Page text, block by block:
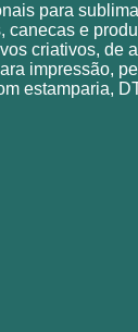
para
canecas e
criativos, de
impressão,
estamparia,